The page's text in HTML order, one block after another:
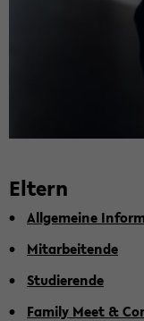
El­tern
All­ge­mei­ne
Mit­ar­bei­ten­de
Stu­die­ren­de
Fa­mi­ly Meet &